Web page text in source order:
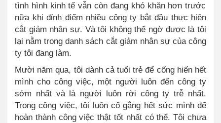
tình hình kinh tế vẫn còn đang khó khăn hơn trước
nữa khi đỉnh điểm nhiều công ty bắt đầu thực hiện
cắt giảm nhân sự. Và tôi không thể ngờ được là tôi
lại nằm trong danh sách cắt giảm nhân sự của công
ty tôi đang làm.
Mười năm qua, tôi dành cả tuổi trẻ để cống hiến hết
mình cho công việc, một người luôn đến công ty
sớm nhất và là người luôn rời công ty trễ nhất.
Trong công việc, tôi luôn cố gắng hết sức mình để
hoàn thành công việc thật tốt nhất có thể. Tôi chưa